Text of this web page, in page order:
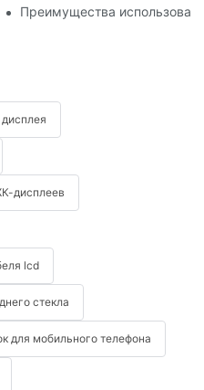
ремонта телефонов при
Преимущества
дисплеев
lcd
стекла
для мобильного телефона